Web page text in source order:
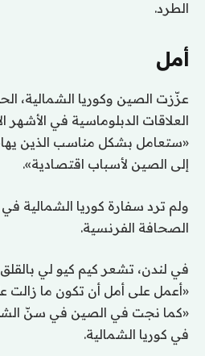
الطرد.
أمل
عزّزت الصين وكوريا الشمالية،
العلاقات الدبلوماسية في الأشهر
«ستعامل بشكل مناسب الذين
إلى الصين لأسباب اقتصادية».
ولم ترد سفارة كوريا الشمالية
الصحافة الفرنسية.
في لندن، تشعر كيم كيو لي
«أعمل على أمل أن تكون ما زالت
«كما نجت في الصين في سنّ
في كوريا الشمالية.